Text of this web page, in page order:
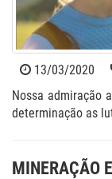
13/03/2020
Nossa admiração
determinação as
MINERAÇÃO